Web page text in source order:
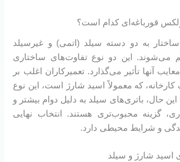
قورباغه‌ای کدام است؟
به دو دسته سیلد (اتمی) و غیرسیلد
می‌شوند. این دو نوع تفاوت‌های ساختاری
آنها تأثیر می‌گذارد. تعمیرکاران اغلب بر
که معمولاً اسید شارژ است، این نوع
این حال، باتری‌های سیلد به دلیل دوام بیشتر و
گزینه محبوب‌تری هستند. انتخاب نهایی
و شرایط محیطی دارد.
اسید شارژ و سیلد